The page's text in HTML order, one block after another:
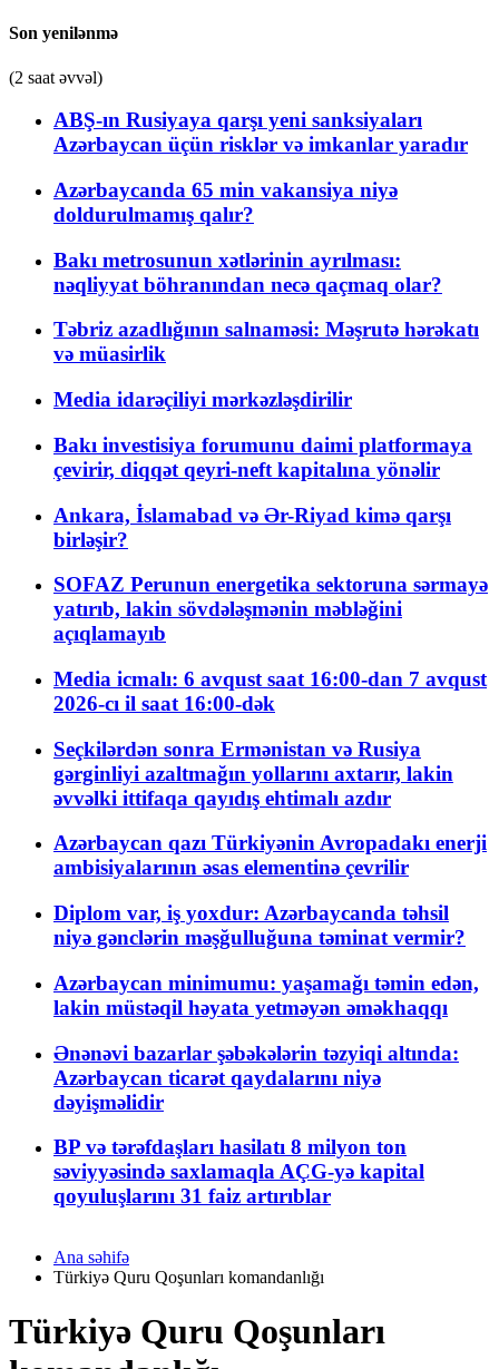
Son yenilənmə
(2 saat əvvəl)
ABŞ-ın Rusiyaya qarşı yeni sanksiyaları
Azərbaycan üçün risklər və imkanlar yaradır
Azərbaycanda 65 min vakansiya niyə
doldurulmamış qalır?
Bakı metrosunun xətlərinin ayrılması:
nəqliyyat böhranından necə qaçmaq olar?
Təbriz azadlığının salnaməsi: Məşrutə hərəkatı
və müasirlik
Media idarəçiliyi mərkəzləşdirilir
Bakı investisiya forumunu daimi platformaya
çevirir, diqqət qeyri-neft kapitalına yönəlir
Ankara, İslamabad və Ər-Riyad kimə qarşı
birləşir?
SOFAZ Perunun energetika sektoruna sərmayə
yatırıb, lakin sövdələşmənin məbləğini
açıqlamayıb
Media icmalı: 6 avqust saat 16:00-dan 7 avqust
2026-cı il saat 16:00-dək
Seçkilərdən sonra Ermənistan və Rusiya
gərginliyi azaltmağın yollarını axtarır, lakin
əvvəlki ittifaqa qayıdış ehtimalı azdır
Azərbaycan qazı Türkiyənin Avropadakı enerji
ambisiyalarının əsas elementinə çevrilir
Diplom var, iş yoxdur: Azərbaycanda təhsil
niyə gənclərin məşğulluğuna təminat vermir?
Azərbaycan minimumu: yaşamağı təmin edən,
lakin müstəqil həyata yetməyən əməkhaqqı
Ənənəvi bazarlar şəbəkələrin təzyiqi altında:
Azərbaycan ticarət qaydalarını niyə
dəyişməlidir
BP və tərəfdaşları hasilatı 8 milyon ton
səviyyəsində saxlamaqla AÇG-yə kapital
qoyuluşlarını 31 faiz artırıblar
Ana səhifə
Türkiyə Quru Qoşunları komandanlığı
Türkiyə Quru Qoşunları